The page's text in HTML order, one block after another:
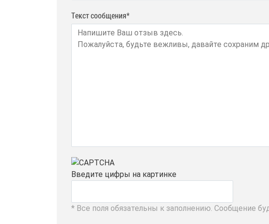
Текст сообщения*
Введите цифры на картинке
* Все поля обязательны к заполнению. Сообщение